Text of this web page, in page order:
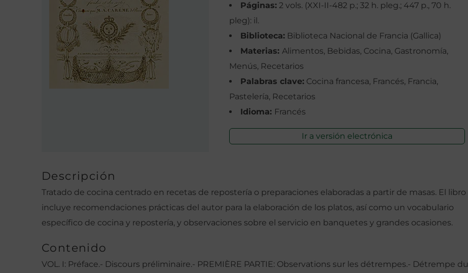
Páginas: 2 vols. (XXI-II-482 p.; 32 h. pleg.; 447 p., 70 h.
pleg): il.
Biblioteca: Biblioteca Nacional de Francia (Gallica)
Materias: Alimentos, Bebidas, Cocina, Gastronomía,
Menús, Recetarios
Palabras clave: Cocina francesa, Francés, Francia,
Pastelería, Recetarios
Idioma: Francés
Ir a versión electrónica
Descripción
Tratado de cocina centrado en recetas de repostería o preparaciones elaboradas a partir de masas. El libro
incluye recomendaciones prácticas del autor para la elaboración de los platos, así como un vocabulario
específico de cocina y repostería, y observaciones sobre el servicio en banquetes y grandes ocasiones.
Contenido
VOL. I: Préface.- Discours préliminaire.- PREMIÈRE PARTIE: Observations sur les détrempes.- Détrempe du